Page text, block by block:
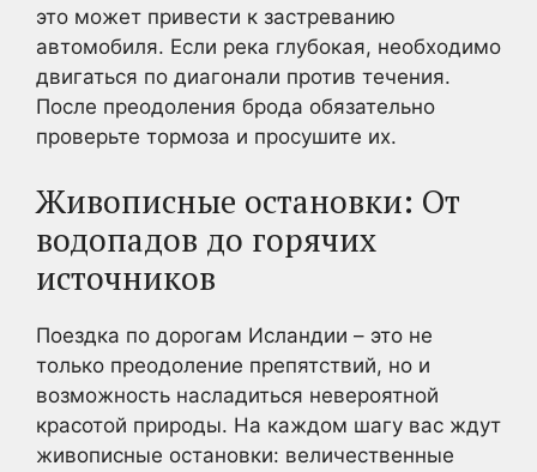
это может привести к застреванию
автомобиля. Если река глубокая, необходимо
двигаться по диагонали против течения.
После преодоления брода обязательно
проверьте тормоза и просушите их.
Живописные остановки: От
водопадов до горячих
источников
Поездка по дорогам Исландии – это не
только преодоление препятствий, но и
возможность насладиться невероятной
красотой природы. На каждом шагу вас ждут
живописные остановки: величественные